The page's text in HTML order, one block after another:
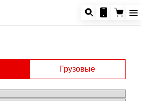
Грузовые